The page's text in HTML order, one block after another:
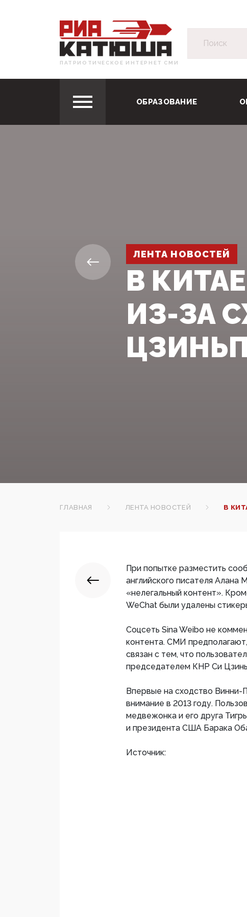
ПАТРИОТИЧЕСКОЕ ИНТЕРНЕТ СМИ
ОБРАЗОВАНИЕ
ЛЕНТА НОВОСТЕЙ
В
ИЗ-ЗА
ГЛАВНАЯ ЛЕНТА НОВОСТЕЙ В
При попытке разместить
английского писателя Алана
«нелегальный контент».
WeChat были удалены
Соцсеть Sina Weibo не
контента. СМИ
связан с тем, что
председателем КНР Си
Впервые на сходство Винни-
внимание в 2013 году.
медвежонка и его друга
и президента США Барака
Источник: